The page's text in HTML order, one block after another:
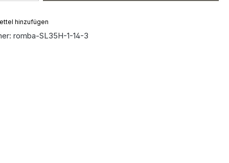
hinzufügen
romba-SL35H-1-14-3